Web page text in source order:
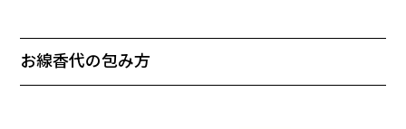
お線香代の包み方